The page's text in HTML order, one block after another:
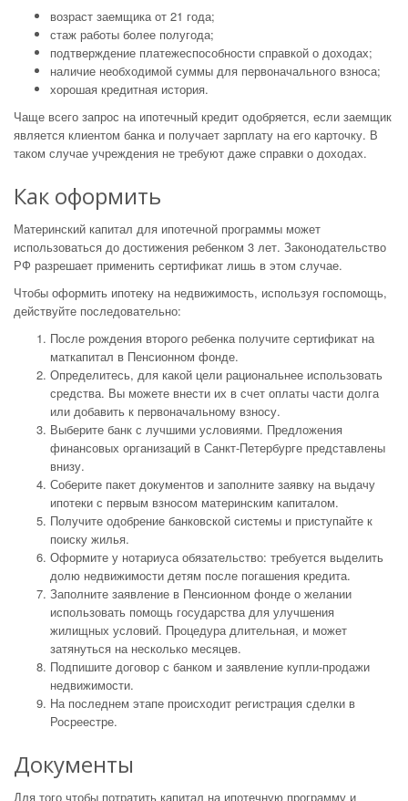
возраст заемщика от 21 года;
стаж работы более полугода;
подтверждение платежеспособности справкой о доходах;
наличие необходимой суммы для первоначального взноса;
хорошая кредитная история.
Чаще всего запрос на ипотечный кредит одобряется, если заемщик
является клиентом банка и получает зарплату на его карточку. В
таком случае учреждения не требуют даже справки о доходах.
Как оформить
Материнский капитал для ипотечной программы может
использоваться до достижения ребенком 3 лет. Законодательство
РФ разрешает применить сертификат лишь в этом случае.
Чтобы оформить ипотеку на недвижимость, используя госпомощь,
действуйте последовательно:
После рождения второго ребенка получите сертификат на
маткапитал в Пенсионном фонде.
Определитесь, для какой цели рациональнее использовать
средства. Вы можете внести их в счет оплаты части долга
или добавить к первоначальному взносу.
Выберите банк с лучшими условиями. Предложения
финансовых организаций в Санкт-Петербурге представлены
внизу.
Соберите пакет документов и заполните заявку на выдачу
ипотеки с первым взносом материнским капиталом.
Получите одобрение банковской системы и приступайте к
поиску жилья.
Оформите у нотариуса обязательство: требуется выделить
долю недвижимости детям после погашения кредита.
Заполните заявление в Пенсионном фонде о желании
использовать помощь государства для улучшения
жилищных условий. Процедура длительная, и может
затянуться на несколько месяцев.
Подпишите договор с банком и заявление купли-продажи
недвижимости.
На последнем этапе происходит регистрация сделки в
Росреестре.
Документы
Для того чтобы потратить капитал на ипотечную программу и